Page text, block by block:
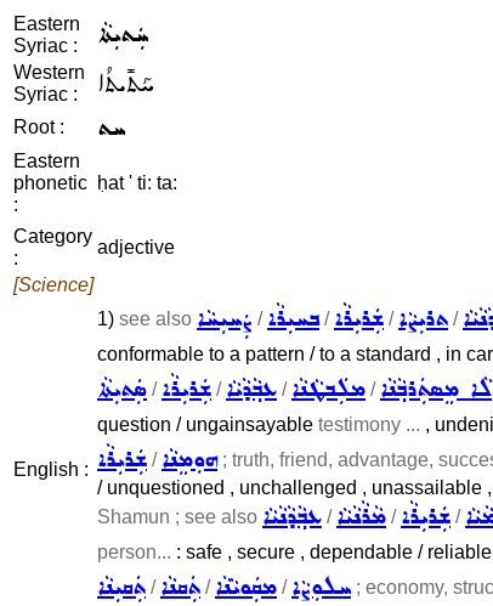
Eastern
Syriac :
ܚܲܬܝܼܬܵܐ
Western
Syriac :
ܚܰܬܺܝܬܳܐ
Root : ܚܬ
Eastern
phonetic
:
ḥat ' ti: ta:
Category
:
adjective
[Science]
English :
1) see also ܨܲܚܝܼܚܵܐ /ܒܚܝܼܪܵܐ/ܫܲܪܝܼܪܵܐ /ܬܪܝܼܨܵܐ /
conformable to a pattern / to a standard , in
ܣܲܬܝܼܬܵܐ /ܫܲܪܝܼܪܵܐ /ܥܒ݂ܵܕܵܝܵܐ /ܡܠܲܒܛܵܢܵܐ /ܠܵܐ ܡܸܣܬܲܪܒ݂ܵܢܵܐ
question / ungainsayable testimony ... ,
ܫܲܪܝܼܪܵܐ /ܗܘܼܡܸܢܵܐ; truth, friend, advantage,
/ unquestioned , unchallenged , unassailable
Shamun ; see also ܥܒ݂ܵܕܵܢܵܝܵܐ /ܡܵܪܵܢܵܝܵܐ /ܫܲܪܝܼܪܵܐ /
person... : safe , secure , dependable /
ܬܲܩܝܼܢܵܐ /ܬܲܩܢܵܐ /ܡܩܲܘܝܵܢܵܐ /ܚܠܘܼܨܵܐ ; economy,